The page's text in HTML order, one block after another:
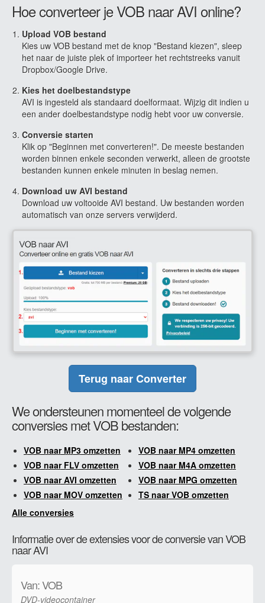
Hoe converteer je VOB naar AVI online?
Upload VOB bestand
Kies uw VOB bestand met de knop "Bestand kiezen", sleep
het naar de juiste plek of importeer het rechtstreeks vanuit
Dropbox/Google Drive.
Kies het doelbestandstype
AVI is ingesteld als standaard doelformaat. Wijzig dit indien u
een ander doelbestandstype nodig hebt voor uw conversie.
Conversie starten
Klik op "Beginnen met converteren!". De meeste bestanden
worden binnen enkele seconden verwerkt, alleen de grootste
bestanden kunnen enkele minuten in beslag nemen.
Download uw AVI bestand
Download uw voltooide AVI bestand. Uw bestanden worden
automatisch van onze servers verwijderd.
Terug naar Converter
We ondersteunen momenteel de volgende
conversies met VOB bestanden:
VOB naar MP3 omzetten
VOB naar MP4 omzetten
VOB naar FLV omzetten
VOB naar M4A omzetten
VOB naar AVI omzetten
VOB naar MPG omzetten
VOB naar MOV omzetten
TS naar VOB omzetten
Alle conversies
Informatie over de extensies voor de conversie van VOB
naar AVI
Van: VOB
DVD-videocontainer